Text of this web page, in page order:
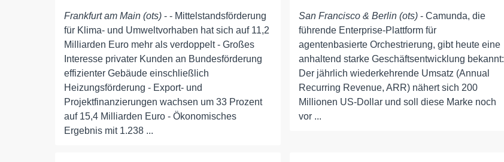
Frankfurt am Main (ots) - - Mittelstandsförderung
für Klima- und Umweltvorhaben hat sich auf 11,2
Milliarden Euro mehr als verdoppelt - Großes
Interesse privater Kunden an Bundesförderung
effizienter Gebäude einschließlich
Heizungsförderung - Export- und
Projektfinanzierungen wachsen um 33 Prozent
auf 15,4 Milliarden Euro - Ökonomisches
Ergebnis mit 1.238 ...
San Francisco & Berlin (ots)- Camunda, die
führende Enterprise-Plattform für
agentenbasierte Orchestrierung, gibt heute eine
anhaltend starke Geschäftsentwicklung bekannt:
Der jährlich wiederkehrende Umsatz (Annual
Recurring Revenue, ARR) nähert sich 200
Millionen US-Dollar und soll diese Marke noch
vor ...